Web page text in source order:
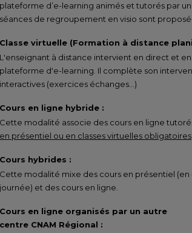
plateforme d’e-learning animés et tutorés par
séances de regroupement en visio sont
Classe virtuelle (Formation à distance
L'enseignant à distance intervient en direct et
plateforme d'e-learning. Il complète son
interactives (exercices échanges…)
Cours en ligne hybride :
Cette modalité associe des cours en ligne
en présentiel ou en classes virtuelles obligatoires
Cours hybrides :
Cette modalité mixe des cours en présentiel (en
journée) et des cours en ligne.
Cours en ligne organisés par un autre
centre CNAM Régional :